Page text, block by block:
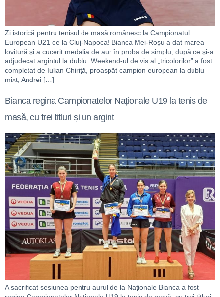
Zi istorică pentru tenisul de masă românesc la Campionatul
European U21 de la Cluj-Napoca! Bianca Mei-Roșu a dat marea
lovitură și a cucerit medalia de aur în proba de simplu, după ce și-a
adjudecat argintul la dublu. Weekend-ul de vis al „tricolorilor” a fost
completat de Iulian Chiriță, proaspăt campion european la dublu
mixt, Andrei […]
Bianca regina Campionatelor Naționale U19 la tenis de
masă, cu trei titluri și un argint
A sacrificat sesiunea pentru aurul de la Naționale Bianca a fost